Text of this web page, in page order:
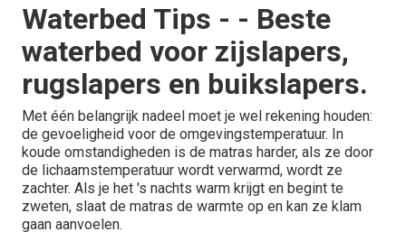
Waterbed Tips - - Beste
waterbed voor zijslapers,
rugslapers en buikslapers.
Met één belangrijk nadeel moet je wel rekening houden:
de gevoeligheid voor de omgevingstemperatuur. In
koude omstandigheden is de matras harder, als ze door
de lichaamstemperatuur wordt verwarmd, wordt ze
zachter. Als je het 's nachts warm krijgt en begint te
zweten, slaat de matras de warmte op en kan ze klam
gaan aanvoelen.